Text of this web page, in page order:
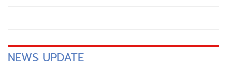
NEWS UPDATE